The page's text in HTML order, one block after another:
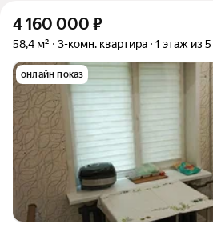
4 160 000 ₽
58,4 м² 3-комн. квартира 1 этаж из 5
онлайн показ